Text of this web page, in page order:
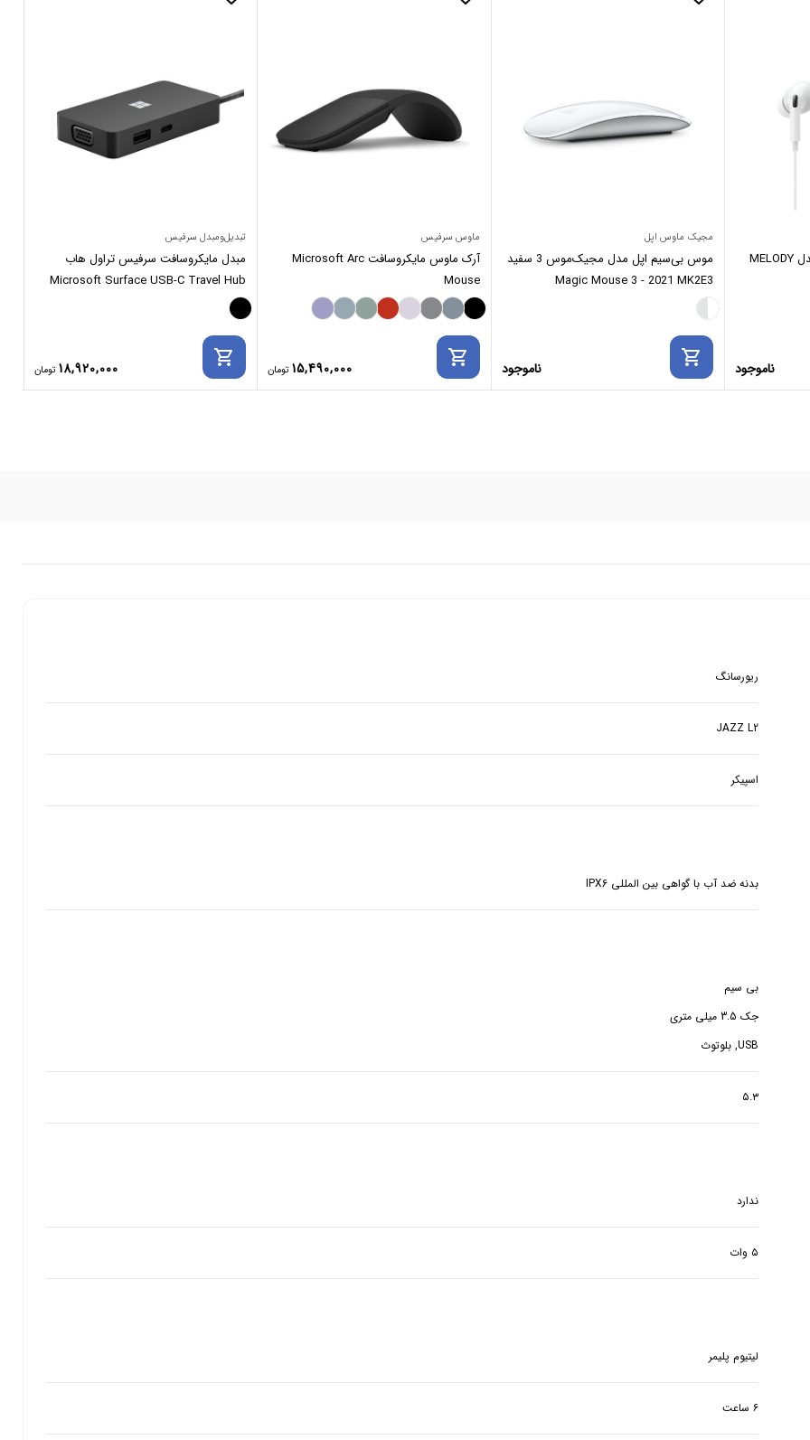
هندزفری سیمی ریورسانگ مدل MELODY
ناموجود
مجیک ماوس اپل
موس بی‌سیم اپل مدل مجیک‌موس 3 سفید
Magic Mouse 3 - 2021 MK2E3
ناموجود
shopping_cart
ماوس سرفیس
آرک ماوس مایکروسافت Microsoft Arc
Mouse
15,490,000
shopping_cart
تبدیل‌ومبدل سرفیس
مبدل مایکروسافت سرفیس تراول هاب
Microsoft Surface USB-C Travel Hub
18,920,000
shopping_cart
ریورسانگ
JAZZ L2
اسپیکر
بدنه ضد آب با گواهی بین المللی IPX6
USB, بلوتوث
۵.۳
ندارد
۵ وات
لیتیوم پلیمر
۶ ساعت